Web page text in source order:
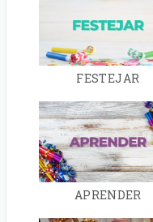
FESTEJAR
APRENDER